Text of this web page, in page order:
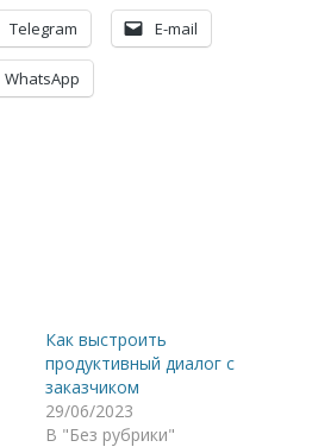
Telegram E-mail
WhatsApp
Как выстроить
продуктивный диалог с
заказчиком
29/06/2023
В "Без рубрики"